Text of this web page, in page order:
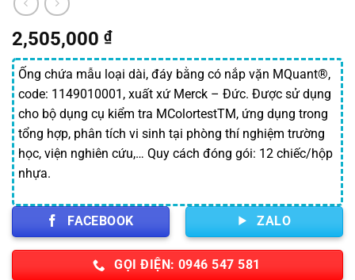
2,505,000 ₫
Ống chứa mẫu loại dài, đáy bằng có nắp vặn MQuant®,
code: 1149010001, xuất xứ Merck – Đức. Được sử dụng
cho bộ dụng cụ kiểm tra MColortestTM, ứng dụng trong
tổng hợp, phân tích vi sinh tại phòng thí nghiệm trường
học, viện nghiên cứu,… Quy cách đóng gói: 12 chiếc/hộp
nhựa.
FACEBOOK ZALO
GỌI ĐIỆN: 0946 547 581